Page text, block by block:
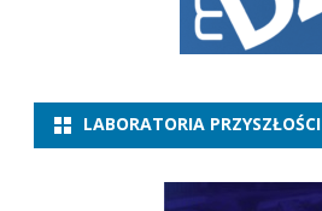
LABORATORIA PRZYSZŁOŚCI